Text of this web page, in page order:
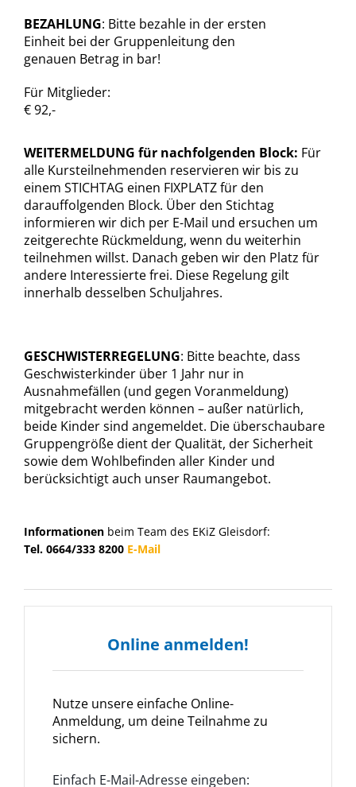
BEZAHLUNG: Bitte bezahle in der ersten
Einheit bei der Gruppenleitung den
genauen Betrag in bar!
Für Mitglieder:
€ 92,-
WEITERMELDUNG für nachfolgenden Block: Für
alle Kursteilnehmenden reservieren wir bis zu
einem STICHTAG einen FIXPLATZ für den
darauffolgenden Block. Über den Stichtag
informieren wir dich per E-Mail und ersuchen um
zeitgerechte Rückmeldung, wenn du weiterhin
teilnehmen willst. Danach geben wir den Platz für
andere Interessierte frei. Diese Regelung gilt
innerhalb desselben Schuljahres.
GESCHWISTERREGELUNG: Bitte beachte, dass
Geschwisterkinder über 1 Jahr nur in
Ausnahmefällen (und gegen Voranmeldung)
mitgebracht werden können – außer natürlich,
beide Kinder sind angemeldet. Die überschaubare
Gruppengröße dient der Qualität, der Sicherheit
sowie dem Wohlbefinden aller Kinder und
berücksichtigt auch unser Raumangebot.
Informationen beim Team des EKiZ Gleisdorf:
Tel. 0664/333 8200 E-Mail
Online anmelden!
Nutze unsere einfache Online-
Anmeldung, um deine Teilnahme zu
sichern.
Einfach E-Mail-Adresse eingeben: